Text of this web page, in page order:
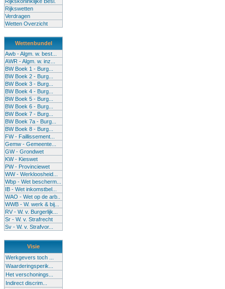
Rijkswetten
Verdragen
Wetten Overzicht
Wettenbundel
Awb - Algm. w. best...
AWR - Algm. w. inz...
BW Boek 1 - Burg...
BW Boek 2 - Burg...
BW Boek 3 - Burg...
BW Boek 4 - Burg...
BW Boek 5 - Burg...
BW Boek 6 - Burg...
BW Boek 7 - Burg...
BW Boek 7a - Burg...
BW Boek 8 - Burg...
FW - Faillissement...
Gemw - Gemeente...
GW - Grondwet
KW - Kieswet
PW - Provinciewet
WW - Werkloosheid...
Wbp - Wet bescherm...
IB - Wet inkomstbel...
WAO - Wet op de arb..
WWB - W. werk & bij...
RV - W. v. Burgerlijk...
Sr - W. v. Strafrecht
Sv - W. v. Strafvor...
Visie
Werkgevers toch ...
Waarderingsperik...
Het verschonings...
Indirect discrim...